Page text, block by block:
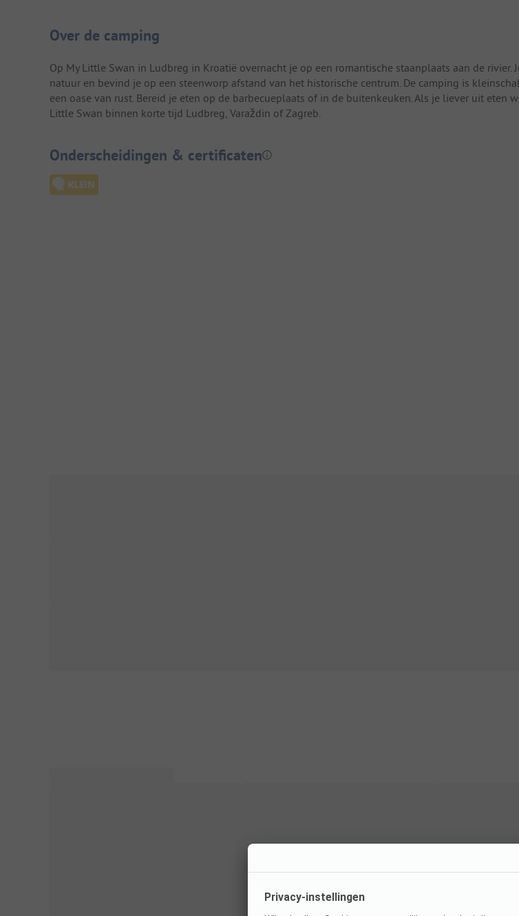
Camping introductie
Over de camping
Op My Little Swan in Ludbreg in Kroatië overnacht je op een romantische staanplaats aan de rivier.
natuur en bevind je op een steenworp afstand van het historische centrum. De camping is
een oase van rust. Bereid je eten op de barbecueplaats of in de buitenkeuken. Als je liever uit eten
Little Swan binnen korte tijd Ludbreg, Varaždin of Zagreb.
Onderscheidingen & certificaten